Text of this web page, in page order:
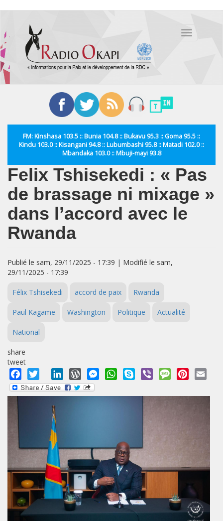
contenu
principal
Toggle
FM: Kinshasa 103.5 :: Bunia 104.8 :: Bukavu 95.3 :: Goma 95.5 ::
Kindu 103.0 :: Kisangani 94.8 :: Lubumbashi 95.8 :: Matadi 102.0 ::
Mbandaka 103.0 :: Mbuji-mayi 93.8
Felix Tshisekedi : « Pas
de brassage ni mixage »
dans l’accord avec le
Rwanda
Publié le sam, 29/11/2025 - 17:39 | Modifié le sam,
29/11/2025 - 17:39
Félix Tshisekedi accord de paix Rwanda
Paul Kagame Washington Politique Actualité
National
share
tweet
Facebook
Twitter LinkedInWordPressMessengerWhatsApp
Skype Viber MessagePinterest